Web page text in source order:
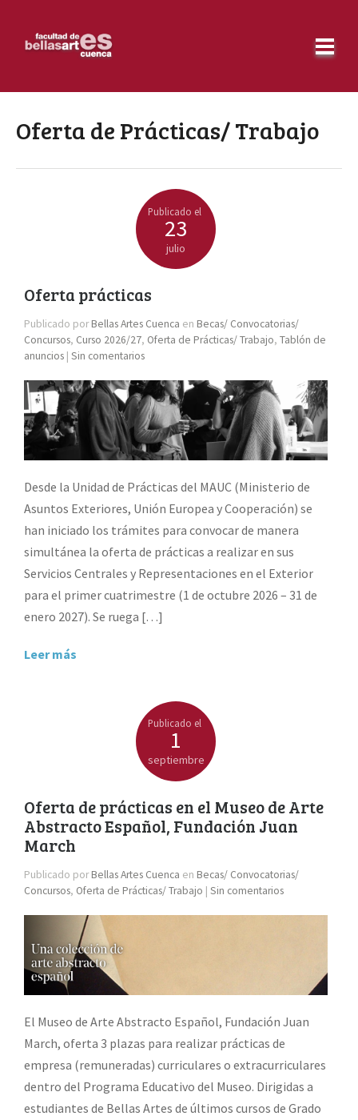
Oferta de Prácticas/ Trabajo
Publicado el
23
julio
Oferta prácticas
Publicado porBellas Artes Cuenca en Becas/ Convocatorias/
Concursos, Curso 2026/27, Oferta de Prácticas/ Trabajo,Tablón de
anuncios |Sin comentarios
Desde la Unidad de Prácticas del MAUC (Ministerio de
Asuntos Exteriores, Unión Europea y Cooperación) se
han iniciado los trámites para convocar de manera
simultánea la oferta de prácticas a realizar en sus
Servicios Centrales y Representaciones en el Exterior
para el primer cuatrimestre (1 de octubre 2026 – 31 de
enero 2027). Se ruega […]
Leer más
Publicado el
1
septiembre
Oferta de prácticas en el Museo de Arte
Abstracto Español, Fundación Juan
March
Publicado porBellas Artes Cuenca en Becas/ Convocatorias/
Concursos, Oferta de Prácticas/ Trabajo |Sin comentarios
El Museo de Arte Abstracto Español, Fundación Juan
March, oferta 3 plazas para realizar prácticas de
empresa (remuneradas) curriculares o extracurriculares
dentro del Programa Educativo del Museo. Dirigidas a
estudiantes de Bellas Artes de últimos cursos de Grado